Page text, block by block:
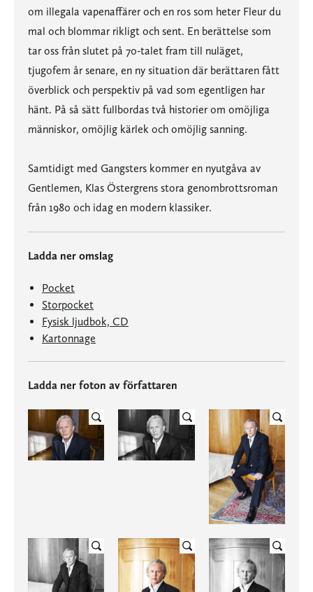
om illegala vapenaffärer och en ros som heter Fleur du
mal och blommar rikligt och sent. En berättelse som
tar oss från slutet på 70-talet fram till nuläget,
tjugofem år senare, en ny situation där berättaren fått
överblick och perspektiv på vad som egentligen har
hänt. På så sätt fullbordas två historier om omöjliga
människor, omöjlig kärlek och omöjlig sanning.
Samtidigt med Gangsters kommer en nyutgåva av
Gentlemen, Klas Östergrens stora genombrottsroman
från 1980 och idag en modern klassiker.
Ladda ner omslag
Pocket
Storpocket
Fysisk ljudbok, CD
Kartonnage
Ladda ner foton av författaren